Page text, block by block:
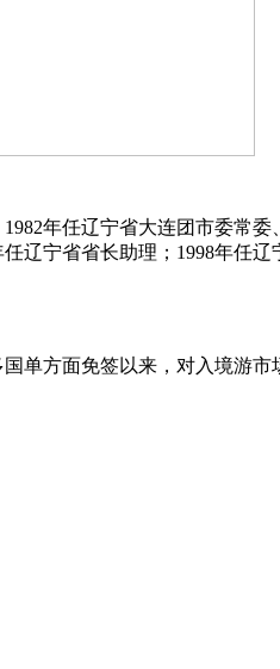
任辽宁省大连团市委常委
辽宁省省长助理；1998年任
面免签以来，对入境游市